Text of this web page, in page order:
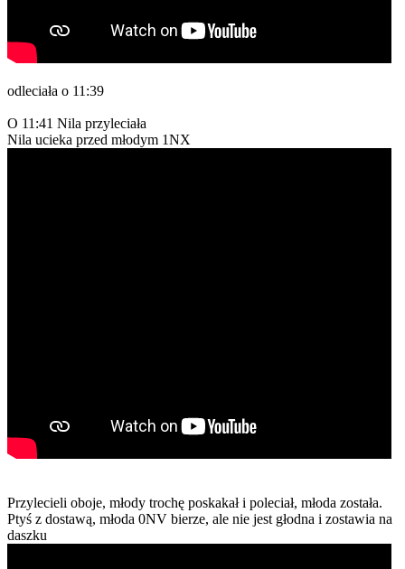
odleciała o 11:39
O 11:41 Nila przyleciała
Nila ucieka przed młodym 1NX
Przylecieli oboje, młody trochę poskakał i poleciał, młoda została.
Ptyś z dostawą, młoda 0NV bierze, ale nie jest głodna i zostawia na
daszku